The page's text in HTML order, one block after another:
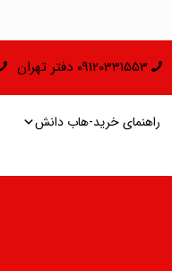
09120331553 دفتر تهران
راهنمای خرید-هاب دانش